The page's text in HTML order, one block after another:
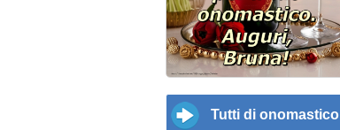
Tutti di onomastico